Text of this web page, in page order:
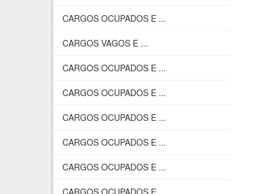
CARGOS OCUPADOS E ...
CARGOS VAGOS E ...
CARGOS OCUPADOS E ...
CARGOS OCUPADOS E ...
CARGOS OCUPADOS E ...
CARGOS OCUPADOS E ...
CARGOS OCUPADOS E ...
CARGOS OCUPADOS E ...